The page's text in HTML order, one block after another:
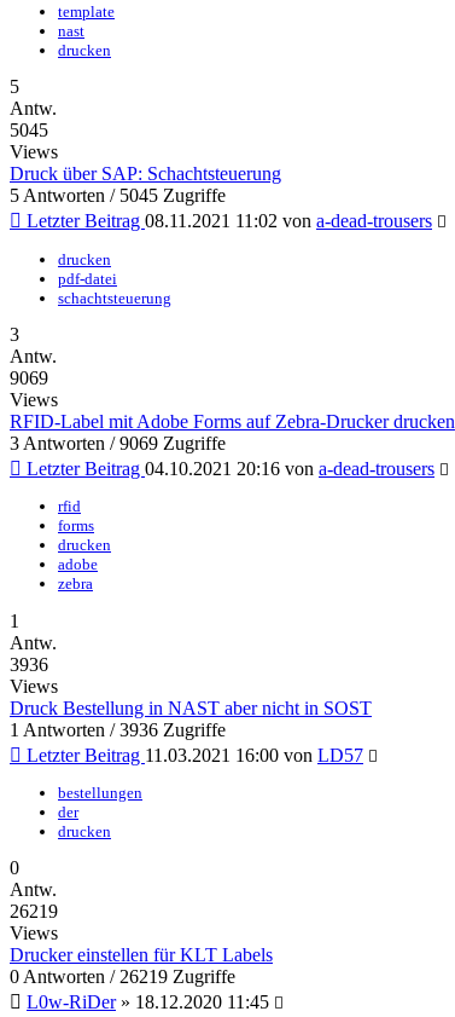
template
nast
drucken
5
Antw.
5045
Views
Druck über SAP: Schachtsteuerung
5 Antworten / 5045 Zugriffe
Letzter Beitrag 08.11.2021 11:02 von a-dead-trousers
drucken
pdf-datei
schachtsteuerung
3
Antw.
9069
Views
RFID-Label mit Adobe Forms auf Zebra-Drucker drucken
3 Antworten / 9069 Zugriffe
Letzter Beitrag 04.10.2021 20:16 von a-dead-trousers
rfid
forms
drucken
adobe
zebra
1
Antw.
3936
Views
Druck Bestellung in NAST aber nicht in SOST
1 Antworten / 3936 Zugriffe
Letzter Beitrag 11.03.2021 16:00 von LD57
bestellungen
der
drucken
0
Antw.
26219
Views
Drucker einstellen für KLT Labels
0 Antworten / 26219 Zugriffe
L0w-RiDer» 18.12.2020 11:45